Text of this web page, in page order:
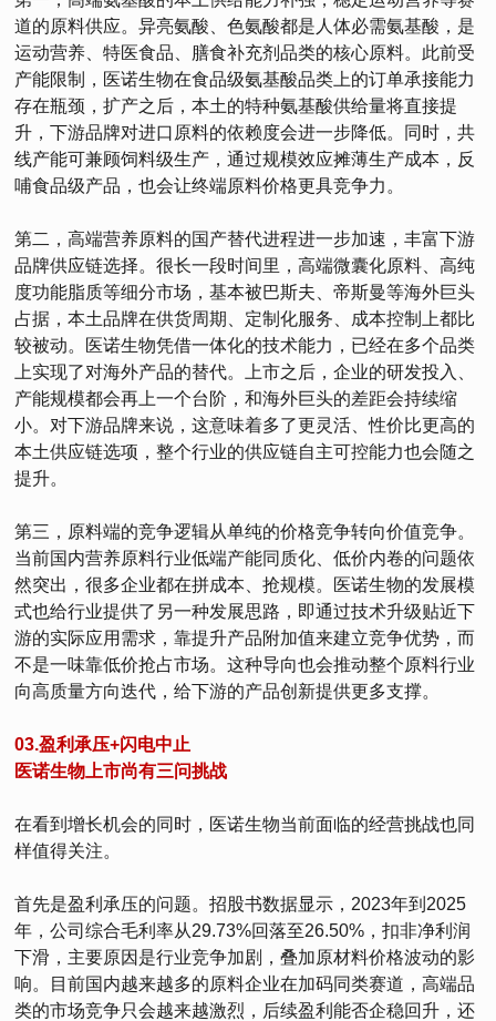
道的原料供应。异亮氨酸、色氨酸都是人体必需氨基酸，是
运动营养、特医食品、膳食补充剂品类的核心原料。此前受
产能限制，医诺生物在食品级氨基酸品类上的订单承接能力
存在瓶颈，扩产之后，本土的特种氨基酸供给量将直接提
升，下游品牌对进口原料的依赖度会进一步降低。同时，共
线产能可兼顾饲料级生产，通过规模效应摊薄生产成本，反
哺食品级产品，也会让终端原料价格更具竞争力。
第二，高端营养原料的国产替代进程进一步加速，丰富下游
品牌供应链选择。很长一段时间里，高端微囊化原料、高纯
度功能脂质等细分市场，基本被巴斯夫、帝斯曼等海外巨头
占据，本土品牌在供货周期、定制化服务、成本控制上都比
较被动。医诺生物凭借一体化的技术能力，已经在多个品类
上实现了对海外产品的替代。上市之后，企业的研发投入、
产能规模都会再上一个台阶，和海外巨头的差距会持续缩
小。对下游品牌来说，这意味着多了更灵活、性价比更高的
本土供应链选项，整个行业的供应链自主可控能力也会随之
提升。
第三，原料端的竞争逻辑从单纯的价格竞争转向价值竞争。
当前国内营养原料行业低端产能同质化、低价内卷的问题依
然突出，很多企业都在拼成本、抢规模。医诺生物的发展模
式也给行业提供了另一种发展思路，即通过技术升级贴近下
游的实际应用需求，靠提升产品附加值来建立竞争优势，而
不是一味靠低价抢占市场。这种导向也会推动整个原料行业
向高质量方向迭代，给下游的产品创新提供更多支撑。
03.盈利承压+闪电中止
医诺生物上市尚有三问挑战
在看到增长机会的同时，医诺生物当前面临的经营挑战也同
样值得关注。
首先是盈利承压的问题。招股书数据显示，2023年到2025
年，公司综合毛利率从29.73%回落至26.50%，扣非净利润
下滑，主要原因是行业竞争加剧，叠加原材料价格波动的影
响。目前国内越来越多的原料企业在加码同类赛道，高端品
类的市场竞争只会越来越激烈，后续盈利能否企稳回升，还